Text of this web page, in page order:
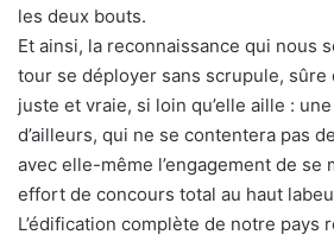
les deux bouts.
Et ainsi, la reconnaissance qui nous
tour se déployer sans scrupule, sûre
juste et vraie, si loin qu’elle aille :
d’ailleurs, qui ne se contentera pas
avec elle-même l’engagement de se
effort de concours total au haut
L’édification complète de notre pays